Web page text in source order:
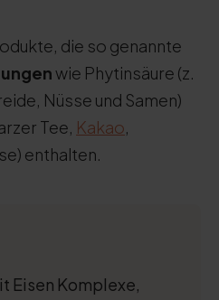
die so genannte
wie Phytinsäure (z.
Nüsse und Samen)
Tee, Kakao,
enthalten.
Eisen Komplexe,